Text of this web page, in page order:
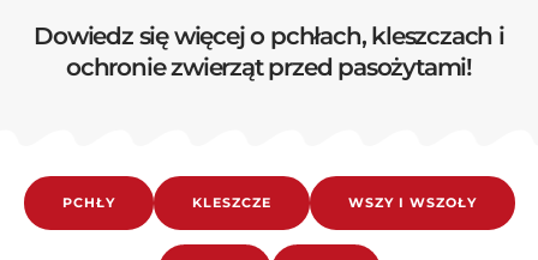
Dowiedz się więcej o pchłach, kleszczach i
ochronie zwierząt przed pasożytami!
PCHŁY KLESZCZE WSZY I WSZOŁY